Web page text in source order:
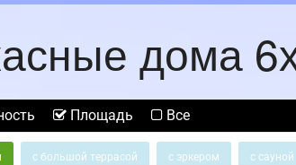
дома
Площадь Все
с большой террасой с эркером с сауной